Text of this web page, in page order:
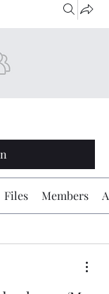
Files Members